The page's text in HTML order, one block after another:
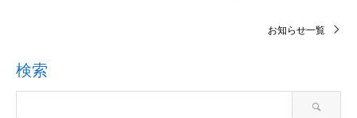
お知らせ一覧
検索